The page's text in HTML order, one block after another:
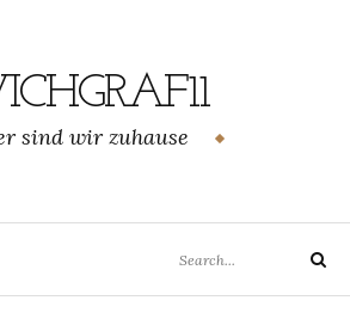
sind wir zuhause
for:
Search